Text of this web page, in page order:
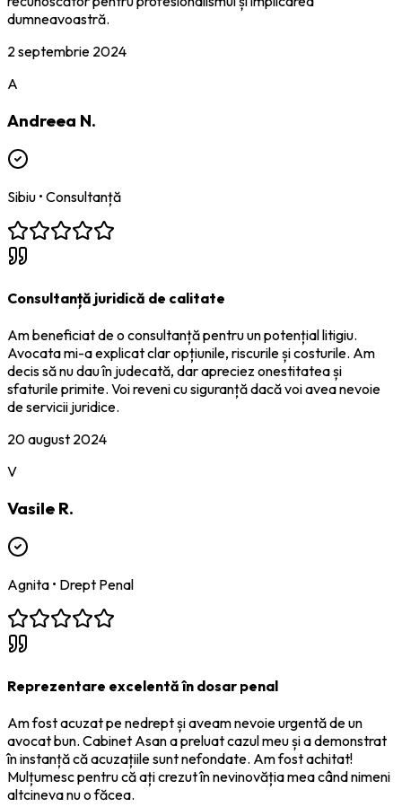
dumneavoastră.
2 septembrie 2024
A
Andreea N.
Sibiu • Consultanță
Consultanță juridică de calitate
Am beneficiat de o consultanță pentru un potențial litigiu.
Avocata mi-a explicat clar opțiunile, riscurile și costurile. Am
decis să nu dau în judecată, dar apreciez onestitatea și
sfaturile primite. Voi reveni cu siguranță dacă voi avea nevoie
de servicii juridice.
20 august 2024
V
Vasile R.
Agnita • Drept Penal
Reprezentare excelentă în dosar penal
Am fost acuzat pe nedrept și aveam nevoie urgentă de un
avocat bun. Cabinet Asan a preluat cazul meu și a demonstrat
în instanță că acuzațiile sunt nefondate. Am fost achitat!
Mulțumesc pentru că ați crezut în nevinovăția mea când nimeni
altcineva nu o făcea.